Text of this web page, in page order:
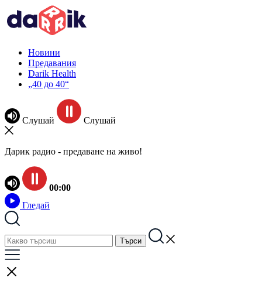
Новини
Предавания
Darik Health
„40 до 40“
Слушай Слушай
Дарик радио - предаване на живо!
00:00
Гледай